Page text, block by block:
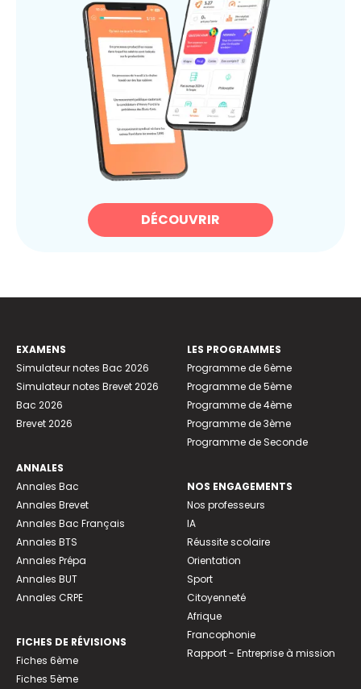
DÉCOUVRIR
EXAMENS
Simulateur notes Bac 2026
Simulateur notes Brevet 2026
Bac 2026
Brevet 2026
ANNALES
Annales Bac
Annales Brevet
Annales Bac Français
Annales BTS
Annales Prépa
Annales BUT
Annales CRPE
FICHES DE RÉVISIONS
Fiches 6ème
Fiches 5ème
LES PROGRAMMES
Programme de 6ème
Programme de 5ème
Programme de 4ème
Programme de 3ème
Programme de Seconde
NOS ENGAGEMENTS
Nos professeurs
IA
Réussite scolaire
Orientation
Sport
Citoyenneté
Afrique
Francophonie
Rapport - Entreprise à mission